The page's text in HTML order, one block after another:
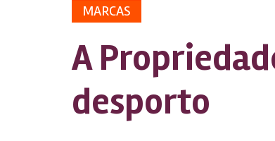
MARCAS
A
desporto